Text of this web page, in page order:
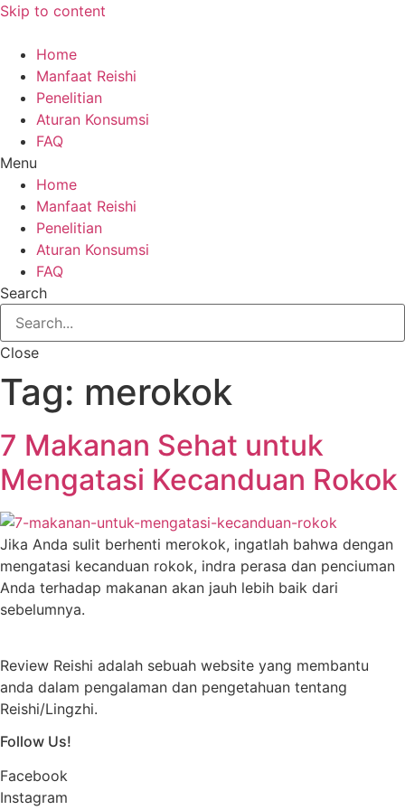
Skip to content
Home
Manfaat Reishi
Penelitian
Aturan Konsumsi
FAQ
Menu
Home
Manfaat Reishi
Penelitian
Aturan Konsumsi
FAQ
Search
Close
Tag: merokok
7 Makanan Sehat untuk
Mengatasi Kecanduan Rokok
Jika Anda sulit berhenti merokok, ingatlah bahwa dengan
mengatasi kecanduan rokok, indra perasa dan penciuman
Anda terhadap makanan akan jauh lebih baik dari
sebelumnya.
Review Reishi adalah sebuah website yang membantu
anda dalam pengalaman dan pengetahuan tentang
Reishi/Lingzhi.
Follow Us!
Facebook
Instagram